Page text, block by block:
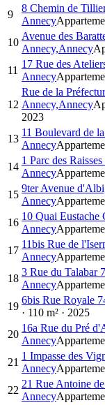
9
8 Chemin de
Annecy
10
Avenue des
Annecy,Annecy
11
17 Rue des
Annecy
12
Rue de la
Annecy,Annecy
2023
13
11 Boulevard de
Annecy
14
1 Parc des
Annecy
15
9ter Avenue
Annecy
16
10 Quai Eustache
Annecy
17
11bis Rue de
Annecy
18
3 Rue du Talabar
Annecy
19
6bis Rue Royale
· 110 m² · 2025
20
16a Rue du Pré
Annecy
21
1 Impasse des
Annecy
22
21 Rue Antoine
Annecy